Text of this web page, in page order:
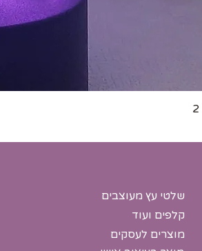
שלטי עץ מעוצבים
קלפים ועוד
מוצרים לעסקים